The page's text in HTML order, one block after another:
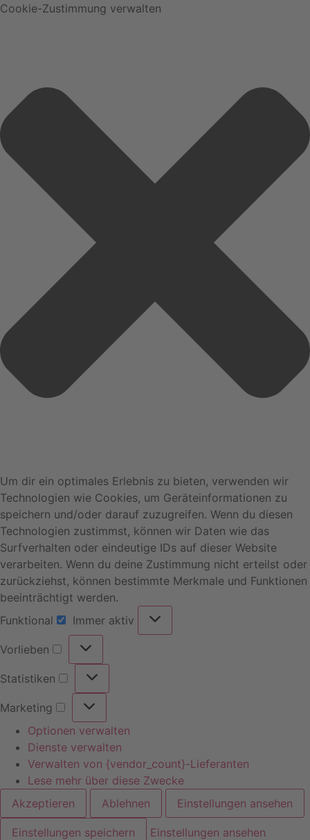
Cookie-Zustimmung verwalten
Um dir ein optimales Erlebnis zu bieten, verwenden wir
Technologien wie Cookies, um Geräteinformationen zu
speichern und/oder darauf zuzugreifen. Wenn du diesen
Technologien zustimmst, können wir Daten wie das
Surfverhalten oder eindeutige IDs auf dieser Website
verarbeiten. Wenn du deine Zustimmung nicht erteilst oder
zurückziehst, können bestimmte Merkmale und Funktionen
beeinträchtigt werden.
Funktional
Immer aktiv
Vorlieben
Statistiken
Marketing
Optionen verwalten
Dienste verwalten
Verwalten von {vendor_count}-Lieferanten
Lese mehr über diese Zwecke
Akzeptieren
Ablehnen Einstellungen ansehen
Einstellungen speichern Einstellungen ansehen